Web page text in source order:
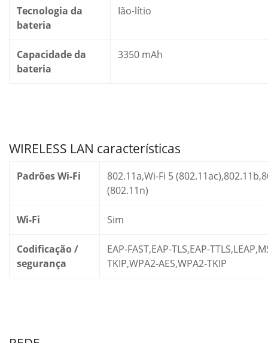
Tecnologia da
bateria
Ião-lítio
Capacidade da
bateria
3350 mAh
WIRELESS LAN características
Padrões Wi-Fi
802.11a,Wi-Fi 5
(802.11n)
Wi-Fi Sim
Codificação /
segurança
EAP-FAST,EAP-TLS,EAP-
TKIP,WPA2-AES,WPA2-TKIP